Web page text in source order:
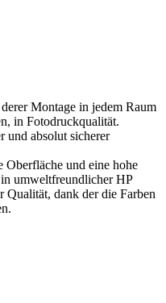
Montage in jedem Raum
in Fotodruckqualität.
und absolut sicherer
Oberfläche und eine hohe
umweltfreundlicher HP
dank der die Farben